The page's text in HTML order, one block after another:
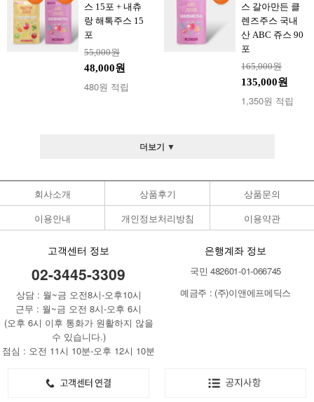
스 15포 + 내츄
랑 해톡주스 15
포
55,000원
48,000원
480원 적립
스 갈아만든 클
렌즈주스 국내
산 ABC 쥬스 90
포
165,000원
135,000원
1,350원 적립
더보기 ▼
회사소개 상품후기
상품문의
이용안내
개인정보처리방침 이용약관
고객센터 정보
02-3445-3309
상담 : 월~금 오전8시-오후10시
근무 : 월~금 오전 8시-오후 6시
(오후 6시 이후 통화가 원활하지 않을
수 있습니다.)
점심 : 오전 11시 10분-오후 12시 10분
은행계좌 정보
국민 482601-01-066745
예금주 : (주)이앤에프메딕스